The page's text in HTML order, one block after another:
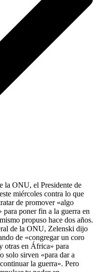
la ONU, el Presidente de
miércoles contra lo que
de promover «algo
para poner fin a la guerra en
propuso hace dos años.
de la ONU, Zelenski dijo
de «congregar un coro
otras en África» para
solo sirven «para dar a
la guerra». Pero